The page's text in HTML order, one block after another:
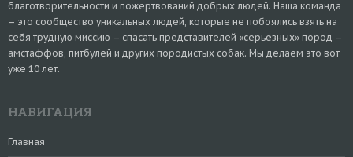
благотворительности и пожертвований добрых людей. Наша команда
– это сообщество уникальных людей, которые не побоялись взять на
себя трудную миссию – спасать представителей «серьезных» пород –
амстаффов, питбулей и других породистых собак. Мы делаем это вот
уже 10 лет.
НАВИГАЦИЯ
Главная